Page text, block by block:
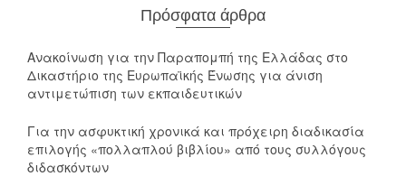
Πρόσφατα άρθρα
Ανακοίνωση για την Παραπομπή της Ελλάδας στο
Δικαστήριο της Ευρωπαϊκής Ένωσης για άνιση
αντιμετώπιση των εκπαιδευτικών
Για την ασφυκτική χρονικά και πρόχειρη διαδικασία
επιλογής «πολλαπλού βιβλίου» από τους συλλόγους
διδασκόντων